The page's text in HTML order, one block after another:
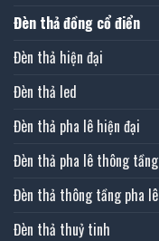
Đèn thả đồng cổ điển
Đèn thả hiện đại
Đèn thả led
Đèn thả pha lê hiện đại
Đèn thả pha lê thông tầng
Đèn thả thông tầng pha lê
Đèn thả thuỷ tinh